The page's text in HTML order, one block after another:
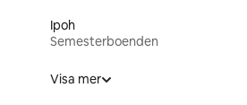
Ipoh
Semesterboenden
Visa mer